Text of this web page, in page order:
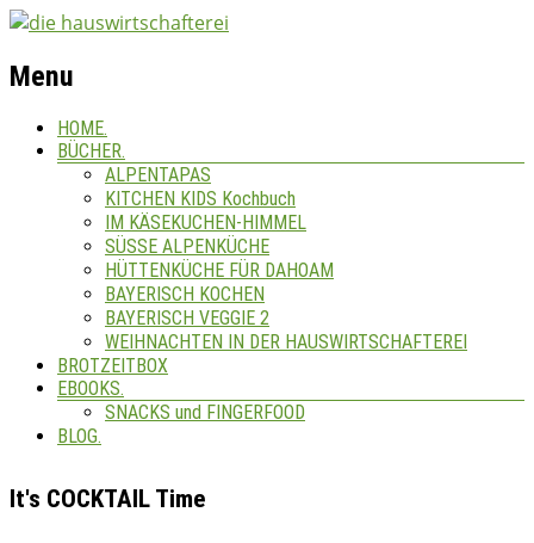
Menu
HOME.
BÜCHER.
ALPENTAPAS
KITCHEN KIDS Kochbuch
IM KÄSEKUCHEN-HIMMEL
SÜSSE ALPENKÜCHE
HÜTTENKÜCHE FÜR DAHOAM
BAYERISCH KOCHEN
BAYERISCH VEGGIE 2
WEIHNACHTEN IN DER HAUSWIRTSCHAFTEREI
BROTZEITBOX
EBOOKS.
SNACKS und FINGERFOOD
BLOG.
It's COCKTAIL Time